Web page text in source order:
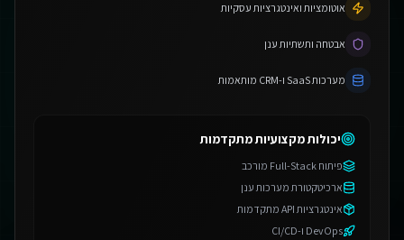
אוטומציות ואינטגרציות עסקיות
אבטחה ותשתיות ענן
מערכות SaaS ו-CRM מותאמות
יכולות מקצועיות מתקדמות
פיתוח Full-Stack מורכב
ארכיטקטורת מערכות ענן
אינטגרציות API מתקדמות
DevOps ו-CI/CD